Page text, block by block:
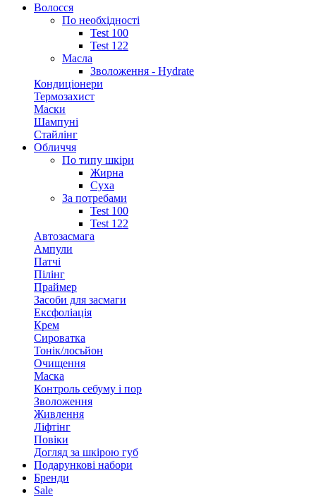
Волосся
По необхідності
Test 100
Test 122
Масла
Зволоження - Hydrate
Кондиціонери
Термозахист
Маски
Шампуні
Стайлінг
Обличчя
По типу шкіри
Жирна
Суха
За потребами
Test 100
Test 122
Автозасмага
Ампули
Патчі
Пілінг
Праймер
Засоби для засмаги
Ексфоліація
Крем
Сироватка
Тонік/лосьйон
Очищення
Маска
Контроль себуму і пор
Зволоження
Живлення
Ліфтінг
Повіки
Догляд за шкірою губ
Подарункові набори
Бренди
Sale